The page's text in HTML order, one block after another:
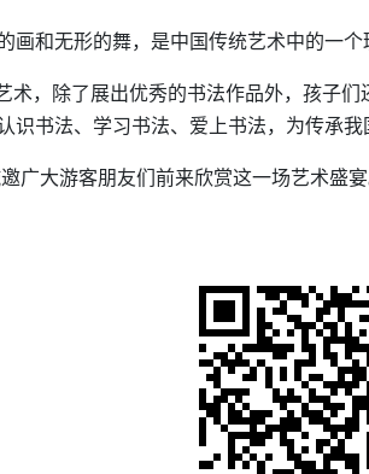
画和无形的舞，是中国传统艺术中的一
术，除了展出优秀的书法作品外，孩子
识书法、学习书法、爱上书法，为传承我
广大游客朋友们前来欣赏这一场艺术盛宴